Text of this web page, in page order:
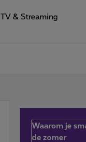
TV & Streaming
Waarom je
de zomer